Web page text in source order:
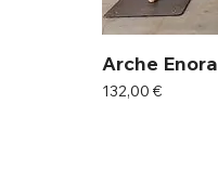
Arche Enora
Prix
132,00 €